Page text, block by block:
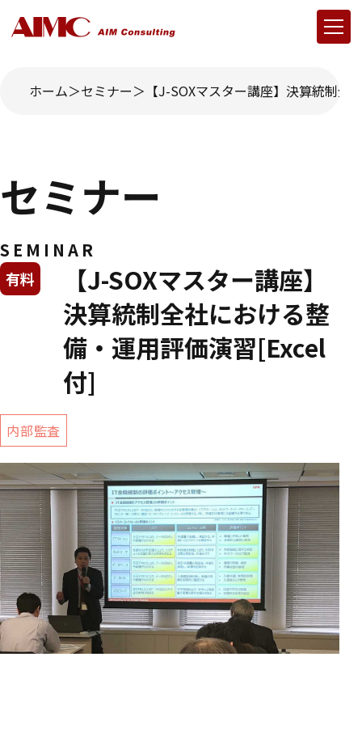
ホーム セミナー 【J-SOXマスター講座】決算統制
セミナー
SEMINAR
【J-SOXマスター講座】
決算統制全社における整
備・運用評価演習[Excel
付]
有料
内部監査